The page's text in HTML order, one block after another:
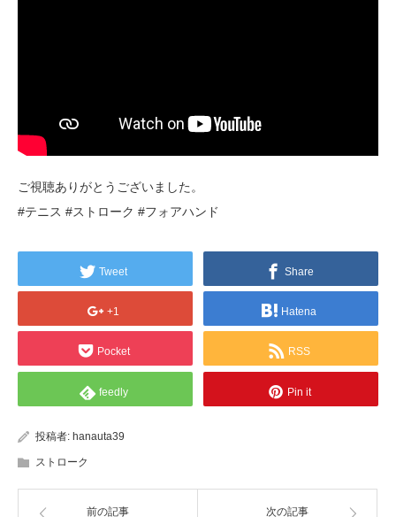
ご視聴ありがとうございました。
#テニス #ストローク #フォアハンド
Tweet Share
+1 Hatena
Pocket RSS
feedly Pin it
投稿者: hanauta39
ストローク
前の記事 次の記事